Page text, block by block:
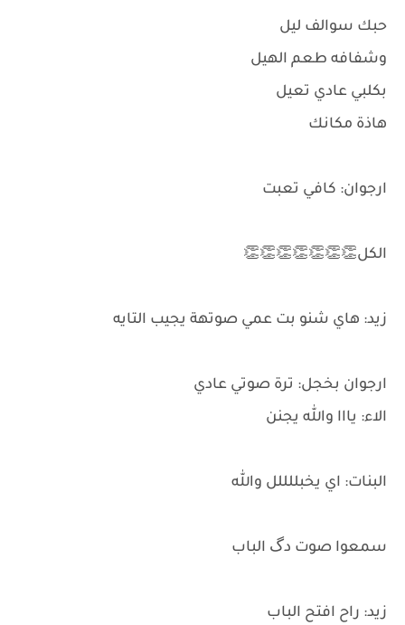
حبك سوالف ليل
وشفافه طعم الهيل
بكلبي عادي تعيل
هاذة مكانك
ارجوان: كافي تعبت
الكل👏👏👏👏👏👏👏
زيد: هاي شنو بت عمي صوتهة يجيب التايه
ارجوان بخجل: ترة صوتي عادي
الاء: يااا والله يجنن
البنات: اي يخبللللل والله
سمعوا صوت دگ الباب
زيد: راح افتح الباب